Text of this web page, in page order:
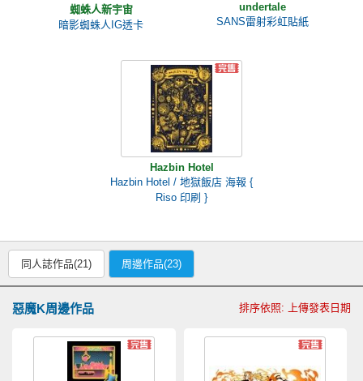
蜘蛛人新宇宙
暗影蜘蛛人IG透卡
undertale
SANS雷射彩虹貼紙
Hazbin Hotel
Hazbin Hotel / 地獄飯店 海報 {
Riso 印刷 }
同人誌作品(21) 周邊作品(23)
惡魔K周邊作品 排序依照: 上傳發表日期